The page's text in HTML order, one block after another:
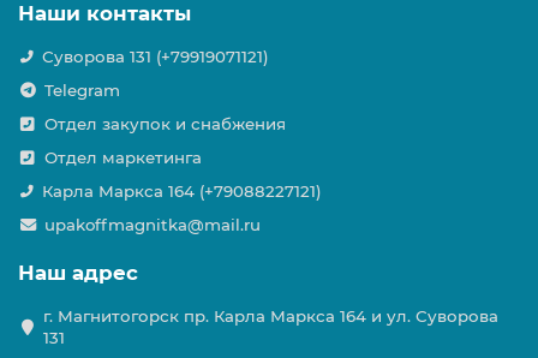
Наши контакты
Суворова 131 (+79919071121)
Telegram
Отдел закупок и снабжения
Отдел маркетинга
Карла Маркса 164 (+79088227121)
upakoffmagnitka@mail.ru
Наш адрес
г. Магнитогорск пр. Карла Маркса 164 и ул. Суворова
131